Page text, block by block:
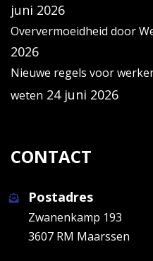
juni 2026
Oververmoeidheid door
2026
Nieuwe regels voor
weten 24 juni 2026
CONTACT
Postadres
Zwanenkamp 193
3607 RM Maarssen